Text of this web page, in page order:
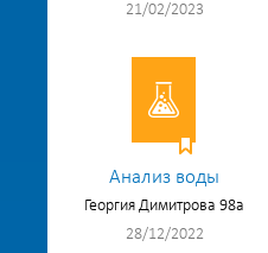
21/02/2023
Анализ воды
Георгия Димитрова 98а
28/12/2022